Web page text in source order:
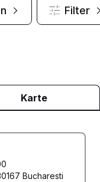
Filter
Karte
Bucharesti